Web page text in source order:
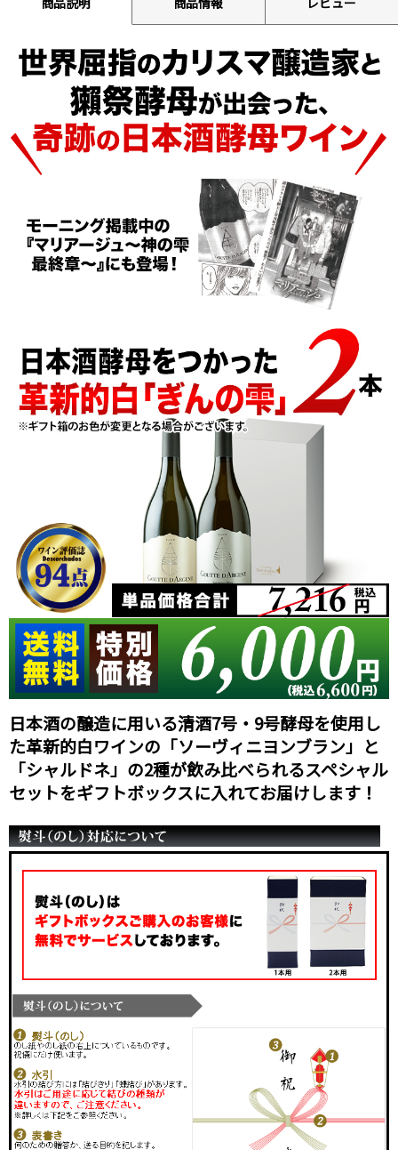
日本酒の醸造に用いる清酒7号・9号酵母を使用し
た革新的白ワインの「ソーヴィニヨンブラン」と
「シャルドネ」の2種が飲み比べられるスペシャル
セットをギフトボックスに入れてお届けします！